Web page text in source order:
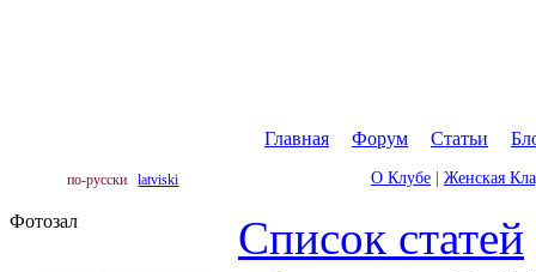
Главная Форум Статьи
по-русски latviski О Клубе Женская
Фотозал Список статей